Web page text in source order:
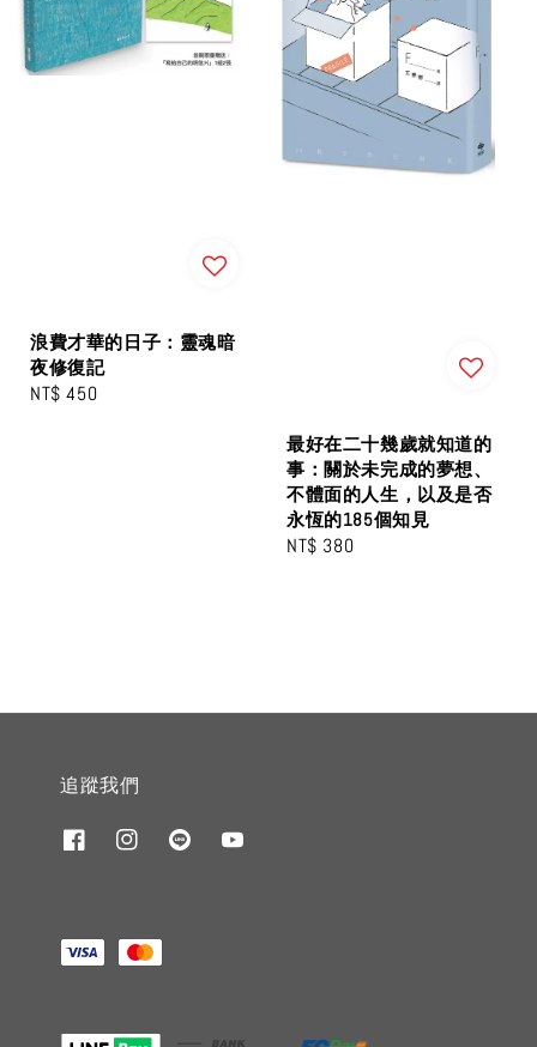
浪費才華的日子：靈魂暗
夜修復記
Regular
NT$ 450
最好在二十幾歲就知道的
事：關於未完成的夢想、
不體面的人生，以及是否
永恆的185個知見
Regular
NT$ 380
追蹤我們